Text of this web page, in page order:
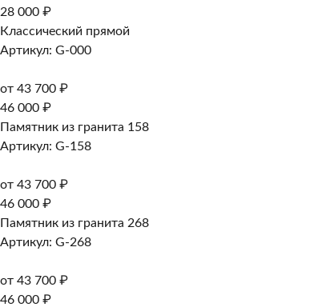
28 000 ₽
Классический прямой
Артикул: G-000
от 43 700 ₽
46 000 ₽
Памятник из гранита 158
Артикул: G-158
от 43 700 ₽
46 000 ₽
Памятник из гранита 268
Артикул: G-268
от 43 700 ₽
46 000 ₽